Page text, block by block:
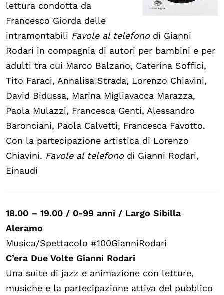
lettura condotta da
Francesco Giorda delle
intramontabili Favole al telefono di Gianni
Rodari in compagnia di autori per bambini e per
adulti tra cui Marco Balzano, Caterina Soffici,
Tito Faraci, Annalisa Strada, Lorenzo Chiavini,
David Bidussa, Marina Migliavacca Marazza,
Paola Mulazzi, Francesca Genti, Alessandro
Baronciani, Paola Calvetti, Francesca Favotto.
Con la partecipazione artistica di Lorenzo
Chiavini. Favole al telefono di Gianni Rodari,
Einaudi
18.00 – 19.00 / 0-99 anni / Largo Sibilla
Aleramo
Musica/Spettacolo #100GianniRodari
C’era Due Volte Gianni Rodari
Una suite di jazz e animazione con letture,
musiche e la partecipazione attiva del pubblico